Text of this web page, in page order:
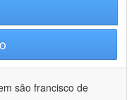
são francisco de